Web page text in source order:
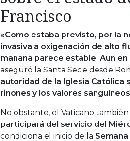
Francisco
«Como estaba previsto, por la
invasiva a oxigenación de alto
mañana parece estable. Aun
aseguró la Santa Sede desde
autoridad de la Iglesia Católica
riñones y los valores
No obstante, el Vaticano
participará del servicio del
condiciona el inicio de la